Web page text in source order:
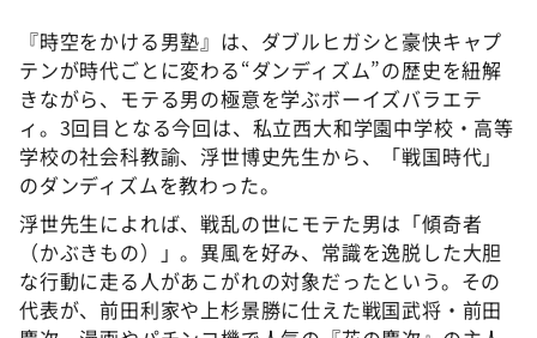
ザキ山小屋本館
ぺこぱのまるスポ
アナ回覧板
『時空をかける男塾』は、ダブルヒガシと豪快キャプ
テンが時代ごとに変わる“ダンディズム”の歴史を紐解
きながら、モテる男の極意を学ぶボーイズバラエテ
ィ。3回目となる今回は、私立西大和学園中学校・高等
学校の社会科教諭、浮世博史先生から、「戦国時代」
のダンディズムを教わった。
浮世先生によれば、戦乱の世にモテた男は「傾奇者
（かぶきもの）」。異風を好み、常識を逸脱した大胆
な行動に走る人があこがれの対象だったという。その
代表が、前田利家や上杉景勝に仕えた戦国武将・前田